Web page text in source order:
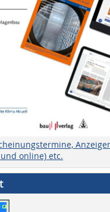
online) etc.